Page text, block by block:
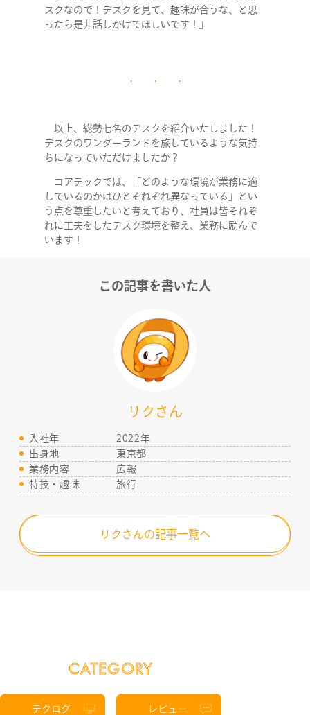
スクなので！デスクを見て、趣味が合うな、と思
ったら是非話しかけてほしいです！」
以上、総勢七名のデスクを紹介いたしました！
デスクのワンダーランドを旅しているような気持
ちになっていただけましたか？
コアテックでは、「どのような環境が業務に適
しているのかはひとそれぞれ異なっている」とい
う点を尊重したいと考えており、社員は皆それぞ
れに工夫をしたデスク環境を整え、業務に励んで
います！
CATEGORY
テクログ レビュー
この記事を書いた人
リクさん
入社年
2022年
出身地
東京都
業務内容
広報
特技・趣味
旅行
リクさんの記事一覧へ